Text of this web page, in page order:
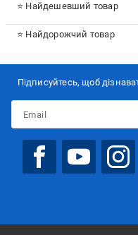
⭐ Найдешевший товар
⭐ Найдорожчий товар
Підписуйтесь, щоб